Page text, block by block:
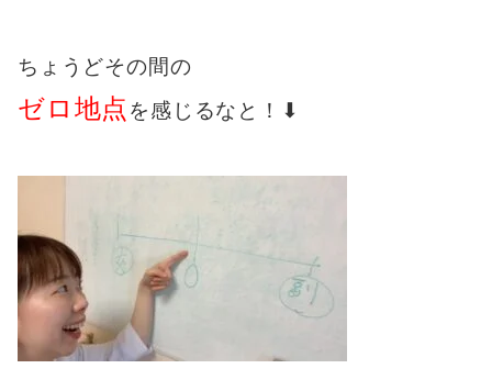
ちょうどその間の
ゼロ地点 を感じるなと！⬇︎